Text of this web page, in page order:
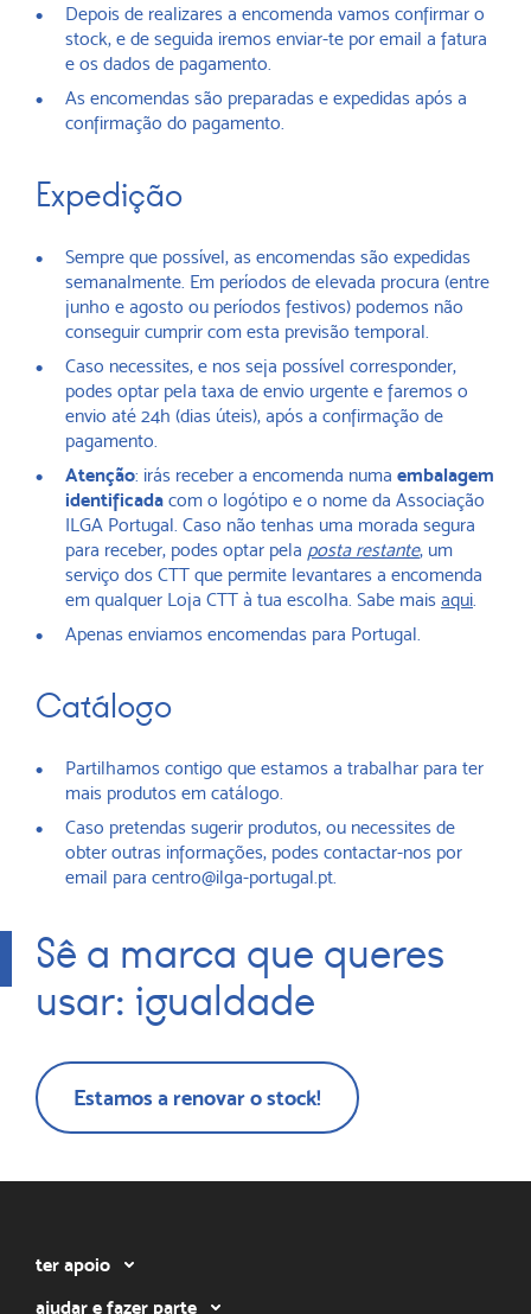
Depois de realizares a encomenda vamos confirmar o
stock, e de seguida iremos enviar-te por email a fatura
e os dados de pagamento.
As encomendas são preparadas e expedidas após a
confirmação do pagamento.
Expedição
Sempre que possível, as encomendas são expedidas
semanalmente. Em períodos de elevada procura (entre
junho e agosto ou períodos festivos) podemos não
conseguir cumprir com esta previsão temporal.
Caso necessites, e nos seja possível corresponder,
podes optar pela taxa de envio urgente e faremos o
envio até 24h (dias úteis), após a confirmação de
pagamento.
Atenção: irás receber a encomenda numa embalagem
identificada com o logótipo e o nome da Associação
ILGA Portugal. Caso não tenhas uma morada segura
para receber, podes optar pela posta restante, um
serviço dos CTT que permite levantares a encomenda
em qualquer Loja CTT à tua escolha. Sabe mais aqui.
Apenas enviamos encomendas para Portugal.
Catálogo
Partilhamos contigo que estamos a trabalhar para ter
mais produtos em catálogo.
Caso pretendas sugerir produtos, ou necessites de
obter outras informações, podes contactar-nos por
email para centro@ilga-portugal.pt.
Sê a marca que queres
usar: igualdade
Estamos a renovar o stock!
ter apoio
ajudar e fazer parte